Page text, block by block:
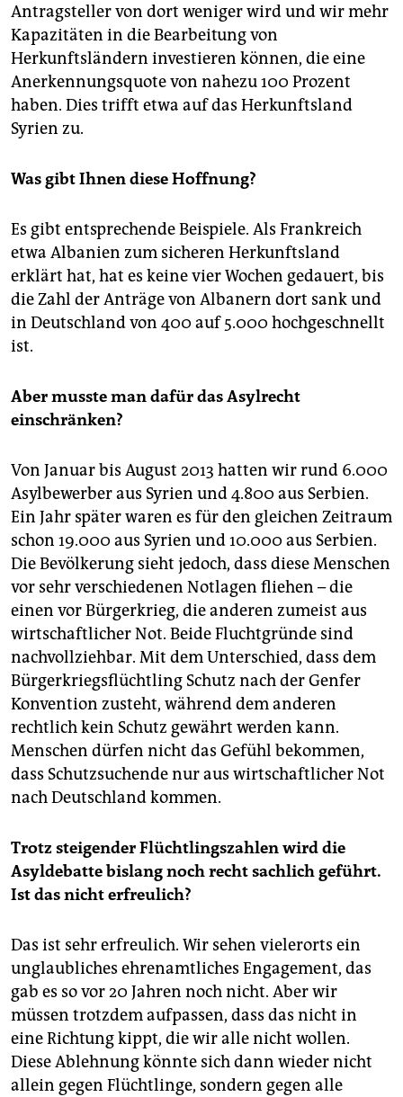
Antragsteller von dort weniger wird und wir mehr
Kapazitäten in die Bearbeitung von
Herkunftsländern investieren können, die eine
Anerkennungsquote von nahezu 100 Prozent
haben. Dies trifft etwa auf das Herkunftsland
Syrien zu.
Was gibt Ihnen diese Hoffnung?
Es gibt entsprechende Beispiele. Als Frankreich
etwa Albanien zum sicheren Herkunftsland
erklärt hat, hat es keine vier Wochen gedauert, bis
die Zahl der Anträge von Albanern dort sank und
in Deutschland von 400 auf 5.000 hochgeschnellt
ist.
Aber musste man dafür das Asylrecht
einschränken?
Von Januar bis August 2013 hatten wir rund 6.000
Asylbewerber aus Syrien und 4.800 aus Serbien.
Ein Jahr später waren es für den gleichen Zeitraum
schon 19.000 aus Syrien und 10.000 aus Serbien.
Die Bevölkerung sieht jedoch, dass diese Menschen
vor sehr verschiedenen Notlagen fliehen – die
einen vor Bürgerkrieg, die anderen zumeist aus
wirtschaftlicher Not. Beide Fluchtgründe sind
nachvollziehbar. Mit dem Unterschied, dass dem
Bürgerkriegsflüchtling Schutz nach der Genfer
Konvention zusteht, während dem anderen
rechtlich kein Schutz gewährt werden kann.
Menschen dürfen nicht das Gefühl bekommen,
dass Schutzsuchende nur aus wirtschaftlicher Not
nach Deutschland kommen.
Trotz steigender Flüchtlingszahlen wird die
Asyldebatte bislang noch recht sachlich geführt.
Ist das nicht erfreulich?
Das ist sehr erfreulich. Wir sehen vielerorts ein
unglaubliches ehrenamtliches Engagement, das
gab es so vor 20 Jahren noch nicht. Aber wir
müssen trotzdem aufpassen, dass das nicht in
eine Richtung kippt, die wir alle nicht wollen.
Diese Ablehnung könnte sich dann wieder nicht
allein gegen Flüchtlinge, sondern gegen alle